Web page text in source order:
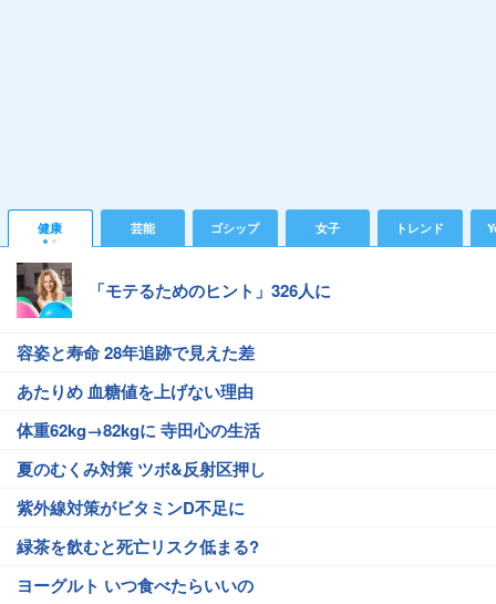
健康 芸能 ゴシップ 女子 トレンド
「モテるためのヒント」326人に
容姿と寿命 28年追跡で見えた差
あたりめ 血糖値を上げない理由
体重62kg→82kgに 寺田心の生活
夏のむくみ対策 ツボ&反射区押し
紫外線対策がビタミンD不足に
緑茶を飲むと死亡リスク低まる?
ヨーグルト いつ食べたらいいの